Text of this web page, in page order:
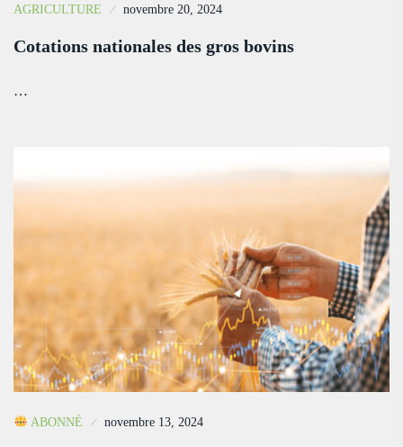
AGRICULTURE novembre 20, 2024
Cotations nationales des gros bovins
…
ABONNÉ novembre 13, 2024